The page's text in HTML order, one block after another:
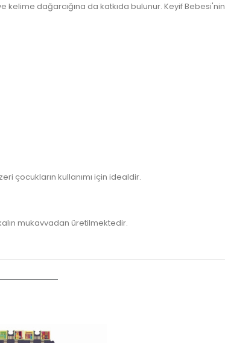
kelime dağarcığına da katkıda bulunur. Keyif Bebesi'nin
çocukların kullanımı için idealdir.
mukavvadan üretilmektedir.